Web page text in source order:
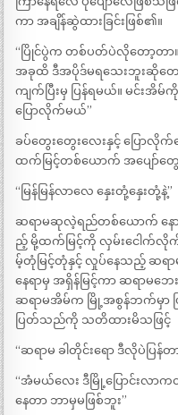
ကာ အချိန်ဆွဲထားခြင်းဖြစ်၏။
“ပြိုင်ပွဲက တစ်ပတ်ပဲလိုတော့တာ။
အခုထိ ဒီအပိုဒ်မရသေးဘူးဆိုတ
ကျက်ပြီးမှ ပြန်ရမယ်။ မင်းအိ
ပြောလိုက်မယ်”
ခပ်တွေးတွေးလေးနှင့် ပြောလိုက်
ထက်မြင့်တစ်ယောက် အပျော်တွ
“မြန်မြန်လာလေ နှေးတုံ့နှေးတုံ့နဲ့”
ဆရာမဆုလဲ့ရည်တစ်ယောက် နော
ည့် မို့ထက်မြင့်ကို လှမ်းငေါက်
မ့်တုံမြင့်တုံနှင့် လှုပ်နေသည့် ဆရာ
နေရာမှ အရှိန်မြင့်ကာ ဆရာမ
ဆရာမအိမ်က မြို့အစွန်ဘက်မှာ
ပြတ်သည်ကို သတိထားမိသဖြင့်
“ဆရာမ ခါတိုင်းရော ဒီလိုပဲပြ
“အံမယ်လေး ဒီမြို့ပြောင်းလ
နေတာ ဘာမှမဖြစ်ဘူး”